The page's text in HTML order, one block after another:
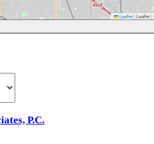
Leaflet|Leaflet
P.C.